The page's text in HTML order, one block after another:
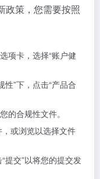
政策，您需要按照
选项卡，选择“账户健
性”下，点击“产品合
的合规性文件。
，或浏览以选择文件
提交”以将您的提交发